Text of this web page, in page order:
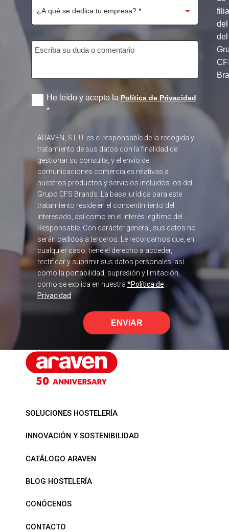
del
del
He leído y acepto laPolítica de Privacidad
*
ARAVEN, S.L.U. es el responsable de la recogida y
tratamiento de sus datos con la finalidad de
gestionar su consulta, y el envío de
comunicaciones comerciales relativas a
nuestros productos y servicios incluidos los del
Grupo CFS Brands. La base jurídica para este
tratamiento reside en el consentimiento del
interesado, así como en el interés legítimo del
Responsable. Con carácter general, sus datos no
serán cedidos a terceros. Le recordamos que, en
cualquier caso, tiene el derecho a acceder,
rectificar y suprimir sus datos personales, así
como la portabilidad, supresión y limitación,
como se explica en nuestra *Política de
Privacidad
ENVIAR
SOLUCIONES HOSTELERÍA
INNOVACIÓN Y SOSTENIBILIDAD
CATÁLOGO ARAVEN
BLOG HOSTELERÍA
CONÓCENOS
CONTACTO